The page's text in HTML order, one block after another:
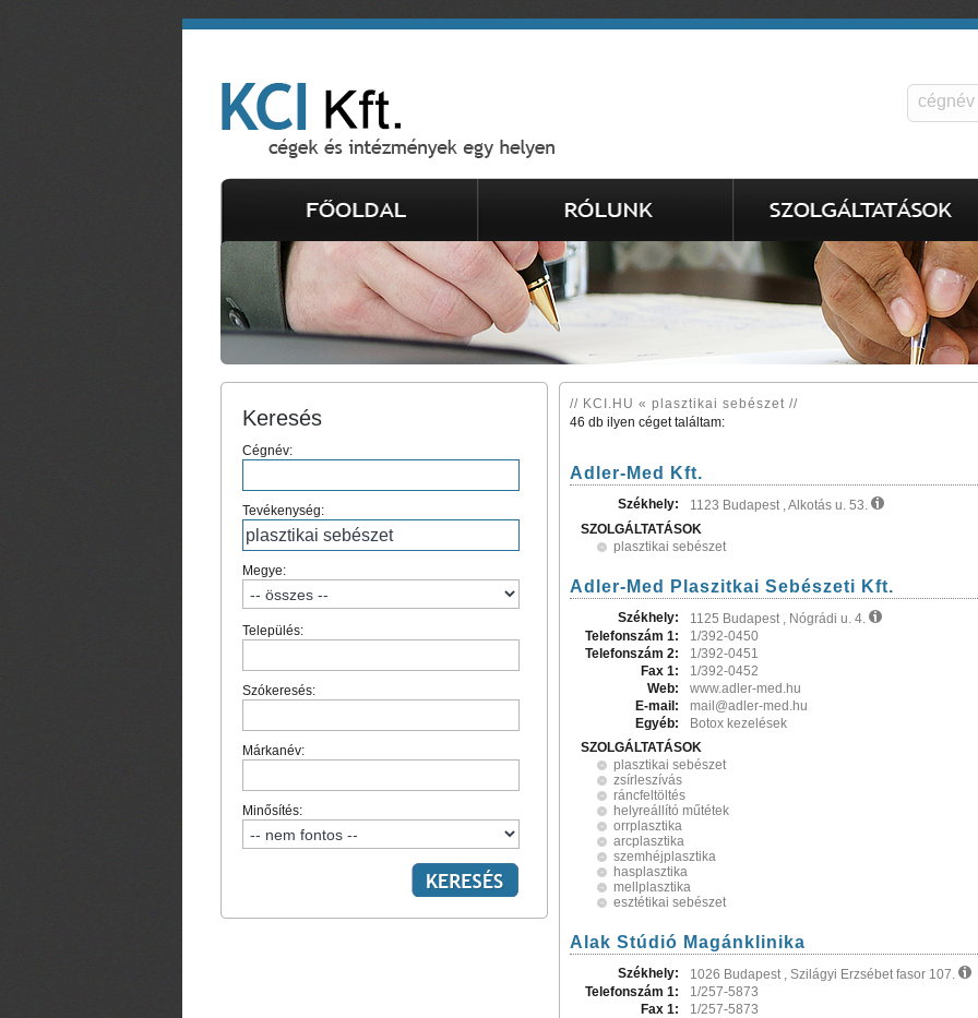
Keresés
Cégnév:
Tevékenység:
Megye:
Település:
Szókeresés:
Márkanév:
Minősítés:
// KCI.HU « plasztikai sebészet //
46 db ilyen céget találtam:
Adler-Med Kft.
Székhely:
1123 Budapest , Alkotás u. 53.
SZOLGÁLTATÁSOK
plasztikai sebészet
Adler-Med Plaszitkai Sebészeti Kft.
Székhely:
1125 Budapest , Nógrádi u. 4.
Telefonszám 1:
1/392-0450
Telefonszám 2:
1/392-0451
Fax 1:
1/392-0452
Web:
www.adler-med.hu
E-mail:
mail@adler-med.hu
Egyéb:
Botox kezelések
SZOLGÁLTATÁSOK
plasztikai sebészet
zsírleszívás
ráncfeltöltés
helyreállító műtétek
orrplasztika
arcplasztika
szemhéjplasztika
hasplasztika
mellplasztika
esztétikai sebészet
Alak Stúdió Magánklinika
Székhely:
1026 Budapest , Szilágyi Erzsébet fasor 107.
Telefonszám 1:
1/257-5873
Fax 1:
1/257-5873